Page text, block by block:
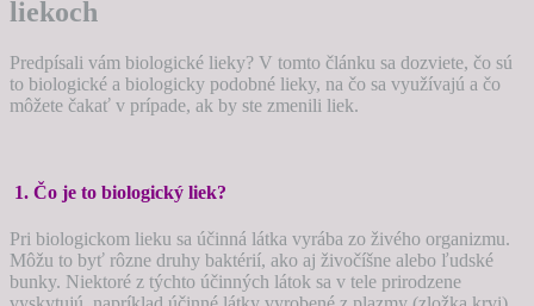
liekoch
Predpísali vám biologické lieky? V tomto článku sa dozviete, čo sú
to biologické a biologicky podobné lieky, na čo sa využívajú a čo
môžete čakať v prípade, ak by ste zmenili liek.
1. Čo je to biologický liek?
Pri biologickom lieku sa účinná látka vyrába zo živého organizmu.
Môžu to byť rôzne druhy baktérií, ako aj živočíšne alebo ľudské
bunky. Niektoré z týchto účinných látok sa v tele prirodzene